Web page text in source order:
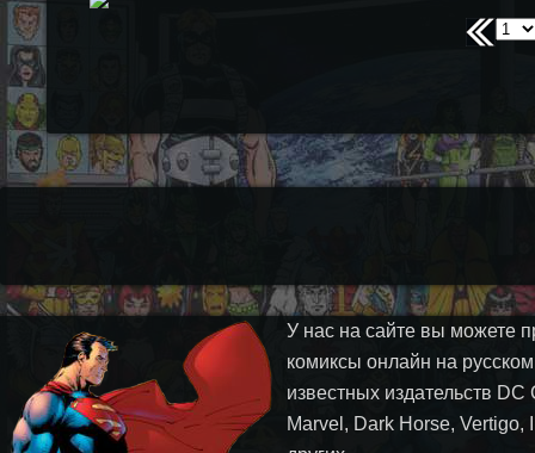
У нас на сайте вы можете
комиксы онлайн на
известных издательств DC
Marvel, Dark Horse, Vertigo,